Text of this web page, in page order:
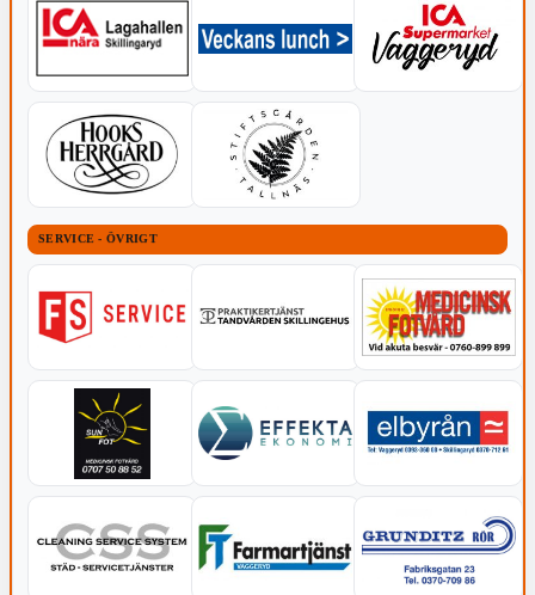
SERVICE - ÖVRIGT